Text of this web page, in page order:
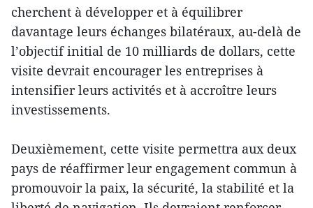
cherchent à développer et à équilibrer
davantage leurs échanges bilatéraux, au-delà de
l’objectif initial de 10 milliards de dollars, cette
visite devrait encourager les entreprises à
intensifier leurs activités et à accroître leurs
investissements.
Deuxièmement, cette visite permettra aux deux
pays de réaffirmer leur engagement commun à
promouvoir la paix, la sécurité, la stabilité et la